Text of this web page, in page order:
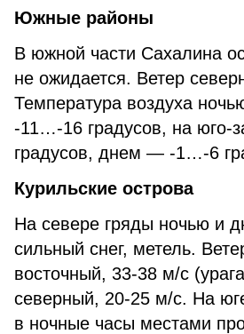
Южные районы
В южной части Сахалина
не ожидается. Ветер
Температура воздуха
-11…-16 градусов, на юго-
градусов, днем — -1…-6
Курильские острова
На севере гряды ночью и
сильный снег, метель.
восточный, 33-38 м/с
северный, 20-25 м/с. На
в ночные часы местами